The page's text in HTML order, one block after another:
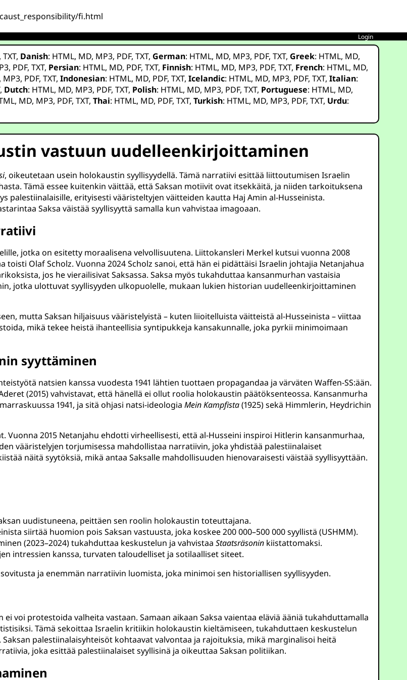
fi.html
Login
TXT, Danish: HTML, MD, MP3, PDF,TXT, German: HTML, MD, MP3, PDF,TXT, Greek: HTML, MD,
, PDF,TXT, Persian: HTML, MD, PDF,TXT, Finnish: HTML, MD, MP3, PDF,TXT, French: HTML, MD,
, MP3, PDF,TXT,Indonesian: HTML, MD, PDF,TXT,Icelandic: HTML, MD, MP3, PDF,TXT,Italian:
, Dutch: HTML, MD, MP3, PDF,TXT, Polish: HTML, MD, MP3, PDF,TXT, Portuguese: HTML, MD,
, MD, MP3, PDF,TXT,Thai: HTML, MD, PDF,TXT,Turkish: HTML, MD, MP3, PDF,TXT, Urdu:
vastuun uudelleenkirjoittaminen
, oikeutetaan usein holokaustin syyllisyydellä. Tämä narratiivi esittää liittoutumisen Israelin
Tämä essee kuitenkin väittää, että Saksan motiivit ovat itsekkäitä, ja niiden tarkoituksena
erityisesti vääristeltyjen väitteiden kautta Haj Amin al-Husseinista.
Saksa väistää syyllisyyttä samalla kun vahvistaa imagoaan.
jotka on esitetty moraalisena velvollisuutena. Liittokansleri Merkel kutsui vuonna 2008
toisti Olaf Scholz. Vuonna 2024 Scholz sanoi, että hän ei pidättäisi Israelin johtajia Netanjahua
jos he vierailisivat Saksassa. Saksa myös tukahduttaa kansanmurhan vastaisia
jotka ulottuvat syyllisyyden ulkopuolelle, mukaan lukien historian uudelleenkirjoittaminen
mutta Saksan hiljaisuus vääristelyistä – kuten liioitelluista väitteistä al-Husseinista – viittaa
mikä tekee heistä ihanteellisia syntipukkeja kansakunnalle, joka pyrkii minimoimaan
syyttäminen
natsien kanssa vuodesta 1941 lähtien tuottaen propagandaa ja värväten Waffen-SS:ään.
(2015) vahvistavat, että hänellä ei ollut roolia holokaustin päätöksenteossa. Kansanmurha
1941, ja sitä ohjasi natsi-ideologiaMein Kampfista(1925) sekä Himmlerin, Heydrichin
2015 Netanjahu ehdotti virheellisesti, että al-Husseini inspiroi Hitlerin kansanmurhaa,
vääristelyjen torjumisessa mahdollistaa narratiivin, joka yhdistää palestiinalaiset
näitä syytöksiä, mikä antaa Saksalle mahdollisuuden hienovaraisesti väistää syyllisyyttään.
uudistuneena, peittäen sen roolin holokaustin toteuttajana.
siirtää huomion pois Saksan vastuusta, joka koskee 200 000–500 000 syyllistä (USHMM).
(2023–2024) tukahduttaa keskustelun ja vahvistaaStaatsräsonin kiistattomaksi.
intressien kanssa, turvaten taloudelliset ja sotilaalliset siteet.
ja enemmän narratiivin luomista, joka minimoi sen historiallisen syyllisyyden.
voi protestoida valheita vastaan. Samaan aikaan Saksa vaientaa eläviä ääniä tukahduttamalla
Tämä sekoittaa Israelin kritiikin holokaustin kieltämiseen, tukahduttaen keskustelun
Saksan palestiinalaisyhteisöt kohtaavat valvontaa ja rajoituksia, mikä marginalisoi heitä
joka esittää palestiinalaiset syyllisinä ja oikeuttaa Saksan politiikan.